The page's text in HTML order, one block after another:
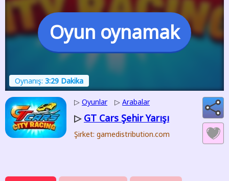
Oyun oynamak
Oynanış: 3:29 Dakika
▷ Oyunlar ▷ Arabalar
▷ GT Cars Şehir Yarışı
Şirket: gamedistribution.com